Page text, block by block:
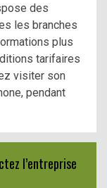
des
les branches
plus
tarifaires
visiter son
pendant
l’entreprise